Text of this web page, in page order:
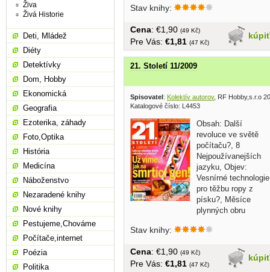
Stav knihy:
kúpiť
Cena: €1,90 (49 Kč)
Pre Vás: €1,81 (47 Kč)
21. Století 11/2009
Spisovatel: Kolektív autorov, RF Hobby,s.r.o
Katalogové číslo: L4453
Obsah: Další
revoluce ve světě
počítaču?, 8
Nejpoužívanejších
jazyku, Objev:
Vesnírné technologie
pro těžbu ropy z
písku?, Měsíce
plynných obru
Stav knihy:
kúpiť
Cena: €1,90 (49 Kč)
Pre Vás: €1,81 (47 Kč)
Živa
Živá Historie
Deti, Mládež
Diéty
Detektívky
Dom, Hobby
Ekonomická
Geografia
Ezoterika, záhady
Foto,Optika
História
Medicína
Náboženstvo
Nezaradené knihy
Nové knihy
Pestujeme,Chováme
Počítače,internet
Poézia
Politika